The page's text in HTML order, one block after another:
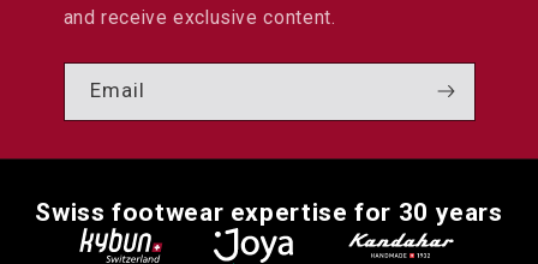
and receive exclusive content.
Email
Swiss footwear expertise for 30 years